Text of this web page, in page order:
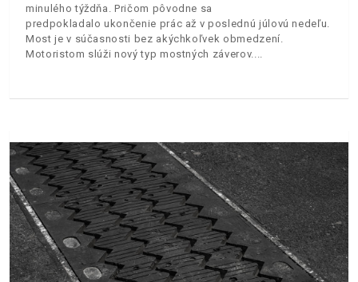
minulého týždňa. Pričom pôvodne sa
predpokladalo ukončenie prác až v poslednú júlovú nedeľu.
Most je v súčasnosti bez akýchkoľvek obmedzení.
Motoristom slúži nový typ mostných záverov.